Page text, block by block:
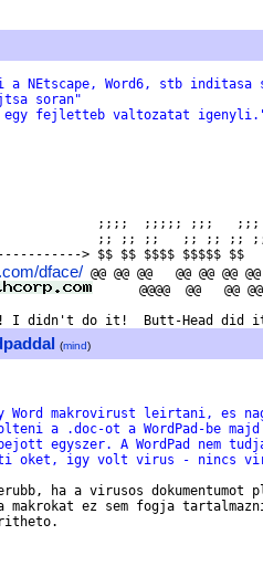
NEtscape, Word6, stb inditasa
soran"
egy fejletteb valtozatat
;;;;  ;;;;; ;;;
;; ;; ;;   ;; ;; ;;
> $$ $$ $$$$ $$$$$ $$
dface/ @@ @@ @@   @@ @@ @@ @@
@@@@  @@   @@
(mind)
Word makrovirust leirtani, es
a .doc-ot a WordPad-be
egyszer. A WordPad nem
oket, igy volt virus - nincs
ha a virusos dokumentumot
makrokat ez sem fogja